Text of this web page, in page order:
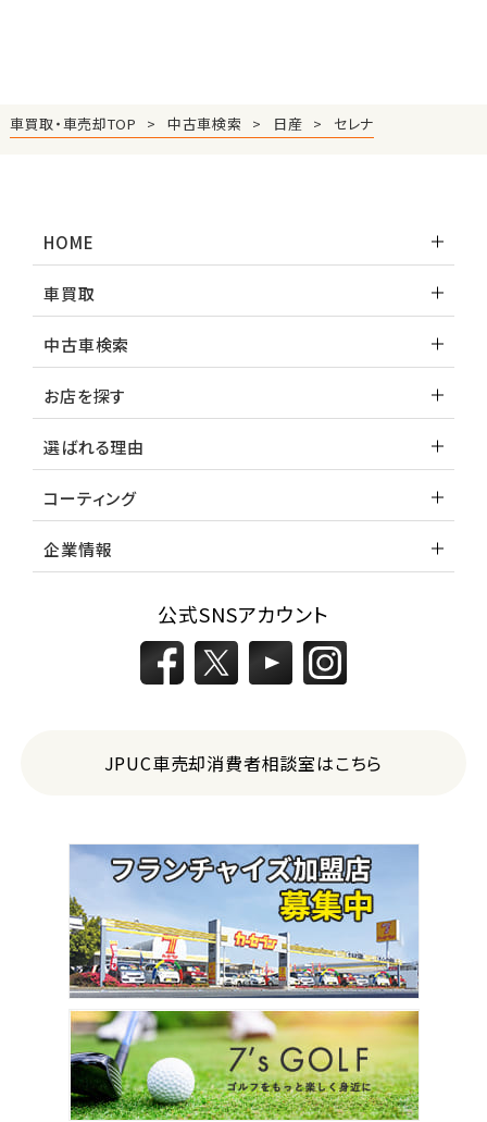
車買取・車売却TOP 中古車検索 日産 セレナ
HOME
車買取
中古車検索
お店を探す
選ばれる理由
コーティング
企業情報
公式SNSアカウント
JPUC車売却消費者相談室はこちら